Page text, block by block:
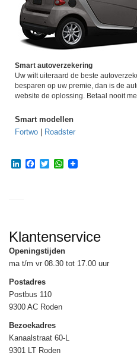
Smart autoverzekering
Uw wilt uiteraard de beste
besparen op uw premie, dan is de
website de oplossing. Betaal nooit
Smart modellen
Fortwo | Roadster
LinkedIn
Facebook
TwitterWhatsApp
Klantenservice
Openingstijden
ma t/m vr 08.30 tot 17.00 uur
Postadres
Postbus 110
9300 AC Roden
Bezoekadres
Kanaalstraat 60-L
9301 LT Roden